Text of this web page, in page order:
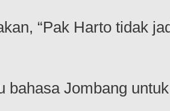
“Pak Harto tidak
Jombang